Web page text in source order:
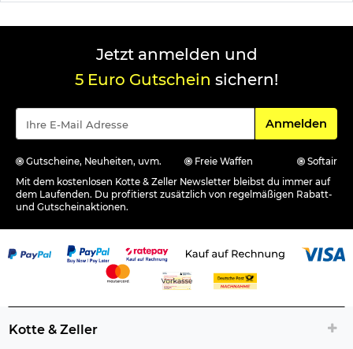
Jetzt anmelden und
5 Euro Gutschein sichern!
Für den
Anmelden
Gutscheine, Neuheiten, uvm. Freie Waffen
Softair
Mit dem kostenlosen Kotte & Zeller Newsletter bleibst du immer auf
dem Laufenden. Du profitierst zusätzlich von regelmäßigen Rabatt-
und Gutscheinaktionen.
Kotte & Zeller